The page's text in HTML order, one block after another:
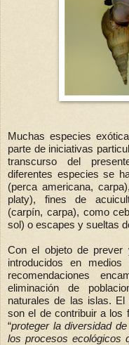
Muchas especies
parte de iniciativas
transcurso del
diferentes especies se
(perca americana,
platy), fines de
(carpín, carpa), como
sol) o escapes y sueltas
Con el objeto de
introducidos en
recomendaciones
eliminación de
naturales de las islas.
son el de contribuir a los
“proteger la diversidad
los procesos ecológicos